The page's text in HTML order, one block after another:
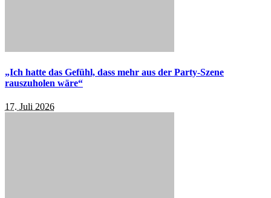
„Ich hatte das Gefühl, dass mehr aus der Party-Szene
rauszuholen wäre“
17. Juli 2026